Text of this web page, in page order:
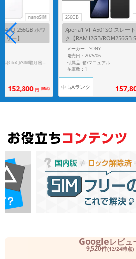
nanoSIM
256GB ホワ
リー】
付属品: 箱/USBケーブル(CtoC)/SIM取り出し用ピン/クイックスタートガイド
152,800 円 (税込)
256GB
Xperia1 VII A501SO スレー
ク【RAM12GB/ROM256GB
k版SIMフリー】
メーカー：SONY
発売日：2025/06
付属品: 箱/マニュアル
在庫数：1
中古Aランク
Googleレビュ
9,520件(12/24時点)